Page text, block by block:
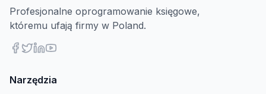
Profesjonalne oprogramowanie księgowe,
któremu ufają firmy w Poland.
Narzędzia